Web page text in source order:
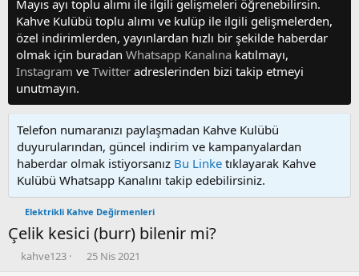
Mayıs ayı toplu alımı ile ilgili gelişmeleri öğrenebilirsin.
Kahve Kulübü toplu alımı ve kulüp ile ilgili gelişmelerden,
özel indirimlerden, yayınlardan hızlı bir şekilde haberdar
olmak için buradan Whatsapp Kanalına katılmayı,
Instagram ve Twitter adreslerinden bizi takip etmeyi
unutmayın.
Telefon numaranızı paylaşmadan Kahve Kulübü
duyurularından, güncel indirim ve kampanyalardan
haberdar olmak istiyorsanız Bu Linke tıklayarak Kahve
Kulübü Whatsapp Kanalını takip edebilirsiniz.
Elektrikli Kahve Değirmenleri
Çelik kesici (burr) bilenir mi?
K
kahve123
B
25 Nis 2021